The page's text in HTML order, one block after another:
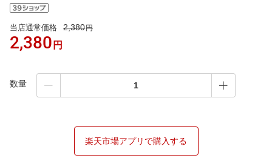
当店通常価格 2,380円
2,380 円
数量
楽天市場アプリで購入する